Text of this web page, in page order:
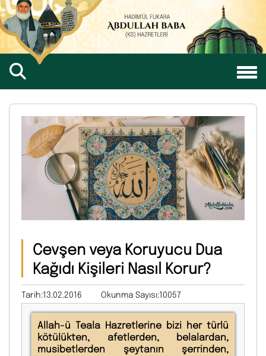
Cevşen veya Koruyucu Dua
Kağıdı Kişileri Nasıl Korur?
Tarih:13.02.2016 Okunma Sayısı:10057
Allah-ü Teala Hazretlerine bizi her türlü
kötülükten, afetlerden, belalardan,
musibetlerden şeytanın şerrinden,